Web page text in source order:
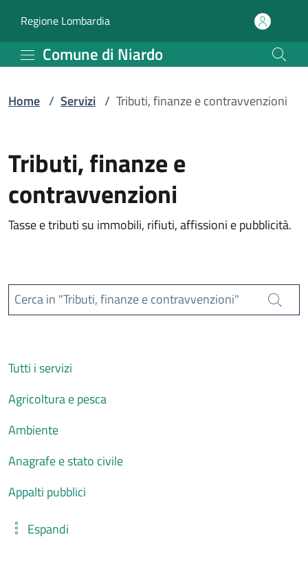
Servizi | Comune di
Regione Lombardia(apre in un'altra scheda).
Comune di Niardo
Home / Servizi / Tributi, finanze e contravvenzioni
Tributi, finanze e
contravvenzioni
Tasse e tributi su immobili, rifiuti, affissioni e pubblicità.
Cerca in "Tributi, finanze e contravvenzioni"
Cerca
Tutti i servizi
Agricoltura e pesca
Ambiente
Anagrafe e stato civile
Appalti pubblici
Espandi